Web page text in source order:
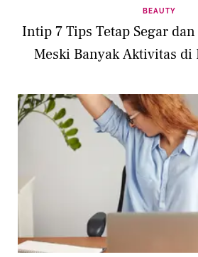
BEAUTY
Intip 7 Tips Tetap Segar
Meski Banyak Aktivitas di